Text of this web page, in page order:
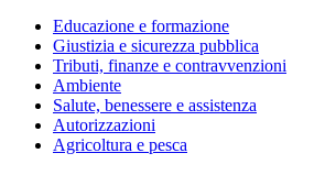
Educazione e formazione
Giustizia e sicurezza pubblica
Tributi, finanze e contravvenzioni
Ambiente
Salute, benessere e assistenza
Autorizzazioni
Agricoltura e pesca